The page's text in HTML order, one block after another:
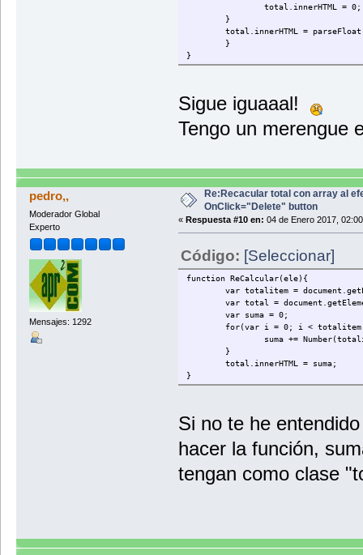
total.innerHTML = 0;
}
total.innerHTML =
}
}
Sigue iguaaal!
Tengo un merengue
pedro,,
Moderador Global
Experto
Mensajes: 1292
Re:Recacular total con array al
OnClick="Delete" button
« Respuesta #10 en: 04 de Enero 2017,
Código: [Seleccionar]
function ReCalcular(ele){
var totalitem =
var total =
var suma = 0;
for(var i = 0; i <
suma +=
}
total.innerHTML = suma;
}
Si no te he
hacer la función,
tengan como clase